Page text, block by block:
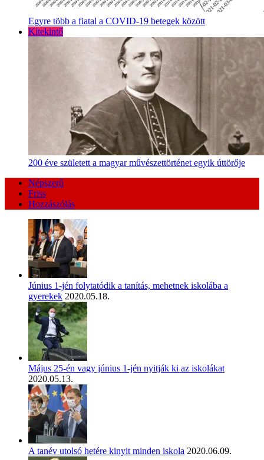
Egyre több a fiatal a COVID-19 betegek között
Kitekintő
200 éve született a magyar művészettörténet egyik úttörője
Népszerű
Friss
Hozzászólás
Június 1-jén folytatódik a tanítás, mehetnek iskolába a
gyerekek 2020.05.18.
Május 25-én vagy június 1-jén nyitják ki az iskolákat
2020.05.13.
A tanév utolsó hetére kinyit minden iskola 2020.06.09.